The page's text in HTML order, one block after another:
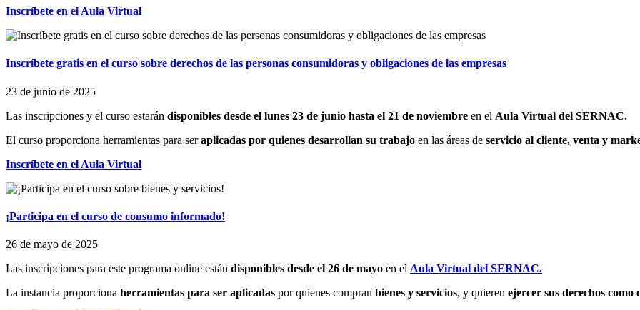
Inscríbete en el Aula Virtual
Inscríbete gratis en el curso sobre derechos de las personas consumidoras y obligaciones de las empresas
23 de junio de 2025
Las inscripciones y el curso estarán disponibles desde el lunes 23 de junio hasta el 21 de noviembre en el Aula Virtual del SERNAC.
El curso proporciona herramientas para seraplicadas por quienes desarrollan su trabajo en las áreas de servicio al cliente, venta y
Inscríbete en el Aula Virtual
¡Participa en el curso de consumo informado!
26 de mayo de 2025
Las inscripciones para este programa online están disponibles desde el 26 de mayo en el Aula Virtual del SERNAC.
La instancia proporciona herramientas para ser aplicadas por quienes compran bienes y servicios, y quieren ejercer sus derechos como